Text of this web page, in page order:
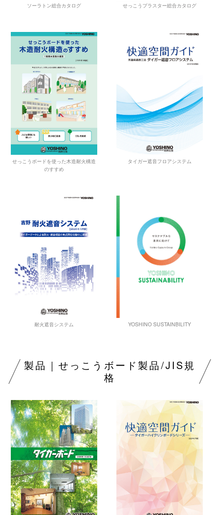
ソーラトン総合カタログ せっこうプラスター総合カタログ
せっこうボードを使った木造耐火構造
のすすめ
タイガー遮音フロアシステム
耐火遮音システム YOSHINO SUSTAINBILITY
製品｜せっこうボード製品/JIS規
格